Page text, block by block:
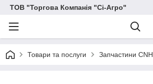
ТОВ "Торгова Компанія "Сі-Агро"
Товари та послуги Запчастини CNH